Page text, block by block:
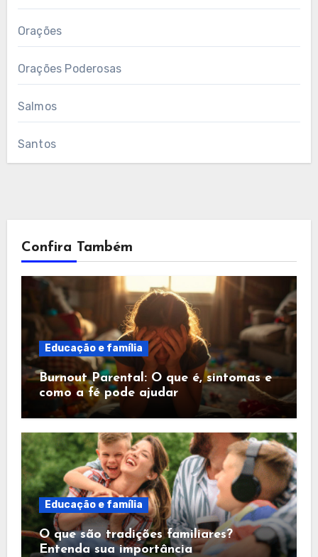
Orações
Orações Poderosas
Salmos
Santos
Confira Também
Educação e família
Burnout Parental: O que é, sintomas e
como a fé pode ajudar
Educação e família
O que são tradições familiares?
Entenda sua importância